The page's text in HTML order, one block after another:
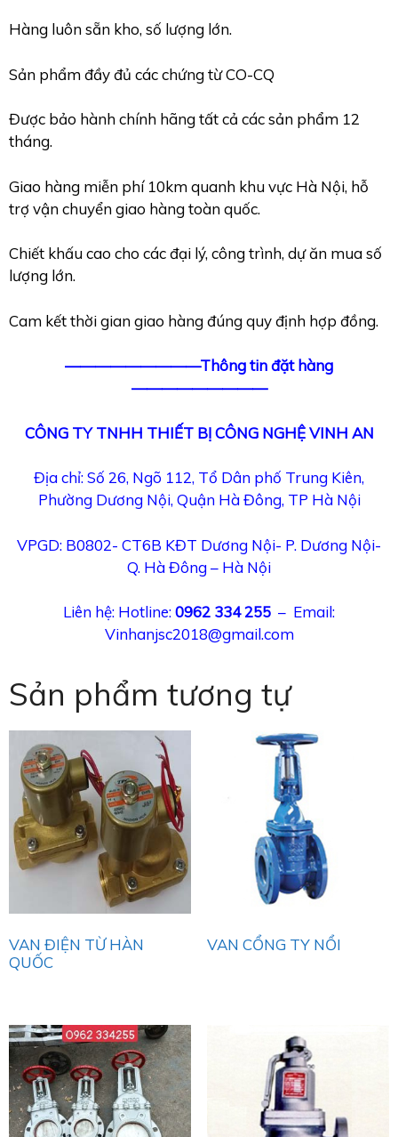
Hàng luôn sẵn kho, số lượng lớn.
Sản phẩm đầy đủ các chứng từ CO-CQ
Được bảo hành chính hãng tất cả các sản phẩm 12
tháng.
Giao hàng miễn phí 10km quanh khu vực Hà Nội, hỗ
trợ vận chuyển giao hàng toàn quốc.
Chiết khấu cao cho các đại lý, công trình, dự ăn mua số
lượng lớn.
Cam kết thời gian giao hàng đúng quy định hợp đồng.
—————————Thông tin đặt hàng
—————————
CÔNG TY TNHH THIẾT BỊ CÔNG NGHỆ VINH AN
Địa chỉ: Số 26, Ngõ 112, Tổ Dân phố Trung Kiên,
Phường Dương Nội, Quận Hà Đông, TP Hà Nội
VPGD: B0802- CT6B KĐT Dương Nội- P. Dương Nội-
Q. Hà Đông – Hà Nội
Liên hệ: Hotline:0962 334 255 – Email:
Vinhanjsc2018@gmail.com
Sản phẩm tương tự
VAN ĐIỆN TỪ HÀN
QUỐC
VAN CỔNG TY NỔI